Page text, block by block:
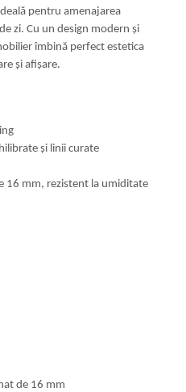
pentru amenajarea
zi. Cu un design modern și
îmbină perfect estetica
și afișare.
și linii curate
16 mm, rezistent la umiditate
de 16 mm